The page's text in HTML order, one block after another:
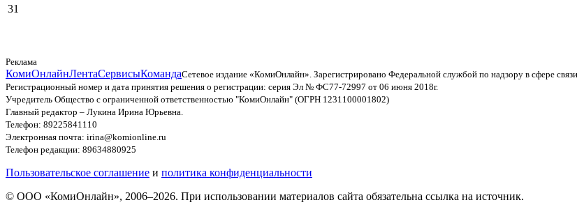
31
Реклама
КомиОнлайнЛентаСервисыКомандаСетевое издание «КомиОнлайн». Зарегистрировано Федеральной службой по надзору в сфере
Регистрационный номер и дата принятия решения о регистрации: серия Эл № ФС77-72997 от 06 июня 2018г.
Учредитель Общество с ограниченной ответственностью "КомиОнлайн" (ОГРН 1231100001802)
Главный редактор – Лукина Ирина Юрьевна.
Телефон: 89225841110
Электронная почта: irina@komionline.ru
Телефон редакции: 89634880925
Пользовательское соглашение и политика конфиденциальности
© ООО «КомиОнлайн», 2006–2026. При использовании материалов сайта обязательна ссылка на источник.